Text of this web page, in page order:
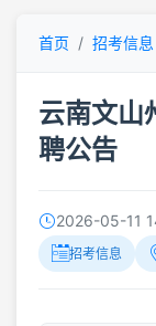
首页 招考信息
云南文山
聘公告
2026-05-11
招考信息